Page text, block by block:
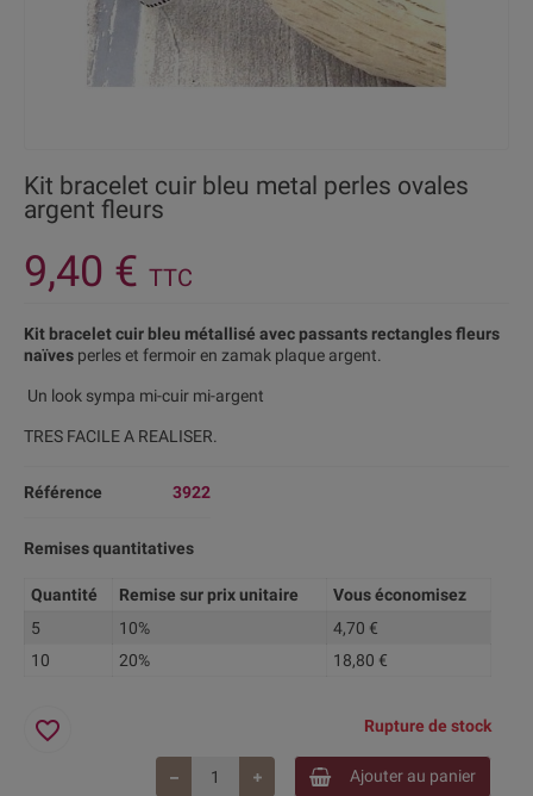
Kit bracelet cuir bleu metal perles ovales
argent fleurs
9,40 € TTC
Kit bracelet cuir bleu métallisé avec passants rectangles fleurs
naïves perles et fermoir en zamak plaque argent.
Un look sympa mi-cuir mi-argent
TRES FACILE A REALISER.
Référence 3922
Remises quantitatives
Quantité Remise sur prix unitaire
Vous économisez
5
10%
4,70 €
10
20% 18,80 €
Rupture de stock
Ajouter au panier
favorite_border